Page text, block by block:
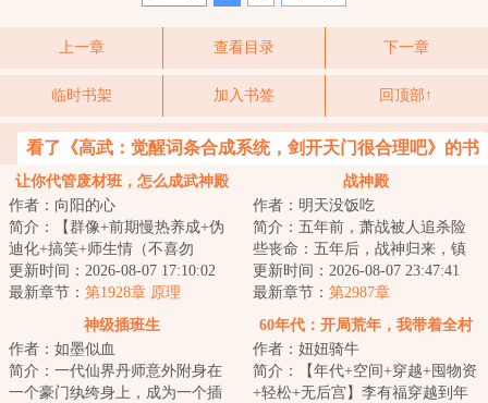
上一章 查看目录 下一章
临时书架 加入书签 回顶部↑
看了《高武：觉醒词条合成系统，剑开天门很合理吧》的书
友还喜欢看
让你代管废材班，怎么成武神殿
了
作者：向阳的心
简介：【群像+前期慢热养成+伪
迪化+搞笑+师生情（不喜勿
入）】半个月撵走三个班主任。
面对有着人均混世魔...
更新时间：2026-08-07 17:10:02
最新章节： 第1928章 原理
战神殿
作者：明天没饭吃
简介：五年前，萧战被人追杀险
些丧命：五年后，战神归来，镇
压世间一切宵小。...
更新时间：2026-08-07 23:47:41
最新章节： 第2987章
神级插班生
作者：如墨似血
简介：一代仙界丹师意外附身在
一个豪门纨绔身上，成为一个插
60年代：开局荒年，我带着全村
吃肉
作者：妞妞骑牛
简介：【年代+空间+穿越+囤物资
+轻松+无后宫】李有福穿越到年